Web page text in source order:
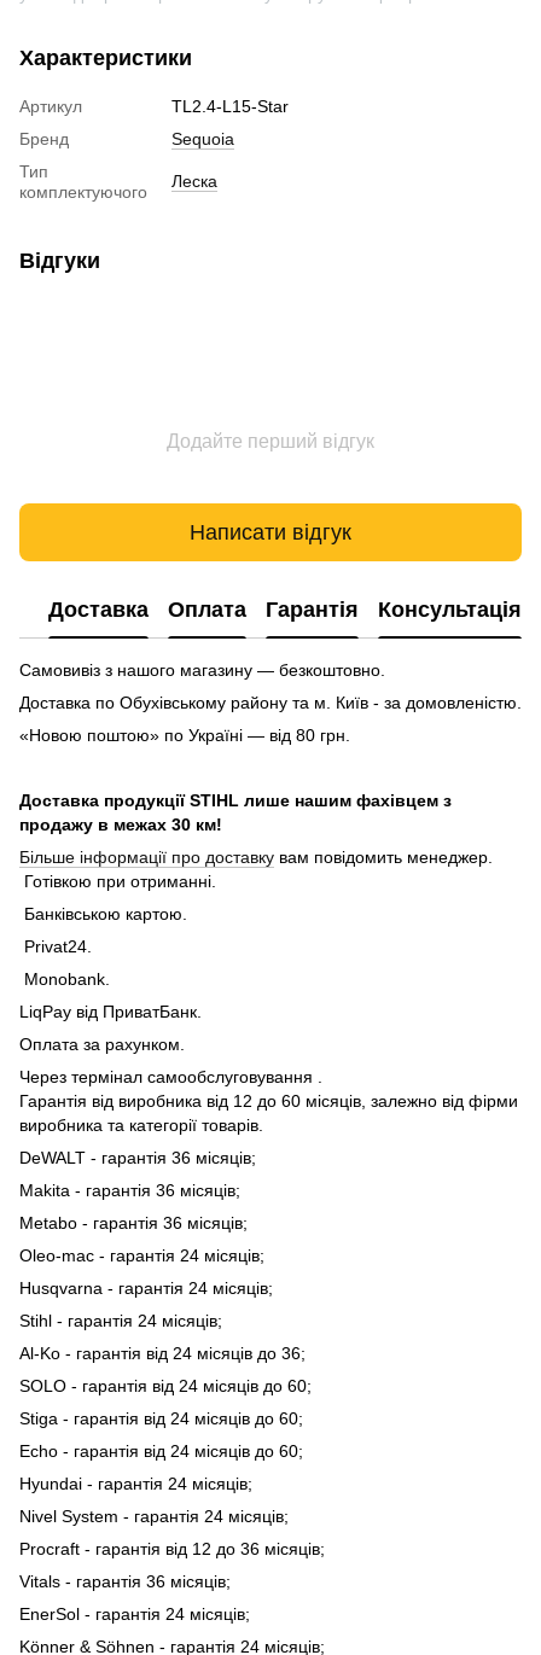
Характеристики
Артикул
TL2.4-L15-Star
Бренд
Sequoia
Тип
комплектуючого
Леска
Відгуки
Додайте перший відгук
Написати відгук
Доставка Оплата Гарантія Консультація
Самовивіз з нашого магазину — безкоштовно.
Доставка по Обухівському району та м. Київ - за домовленістю.
«Новою поштою» по Україні — від 80 грн.
Доставка продукції STIHL лише нашим фахівцем з
продажу в межах 30 км!
Більше інформації про доставку вам повідомить менеджер.
Готівкою при отриманні.
Банківською картою.
Privat24.
Monobank.
LiqPay від ПриватБанк.
Оплата за рахунком.
Через термінал самообслуговування .
Гарантія від виробника від 12 до 60 місяців, залежно від фірми
виробника та категорії товарів.
DeWALT - гарантія 36 місяців;
Makita - гарантія 36 місяців;
Metabo - гарантія 36 місяців;
Oleo-mac - гарантія 24 місяців;
Husqvarna - гарантія 24 місяців;
Stihl - гарантія 24 місяців;
Al-Ko - гарантія від 24 місяців до 36;
SOLO - гарантія від 24 місяців до 60;
Stiga - гарантія від 24 місяців до 60;
Echo - гарантія від 24 місяців до 60;
Hyundai - гарантія 24 місяців;
Nivel System - гарантія 24 місяців;
Procraft - гарантія від 12 до 36 місяців;
Vitals - гарантія 36 місяців;
EnerSol - гарантія 24 місяців;
Könner & Söhnen - гарантія 24 місяців;